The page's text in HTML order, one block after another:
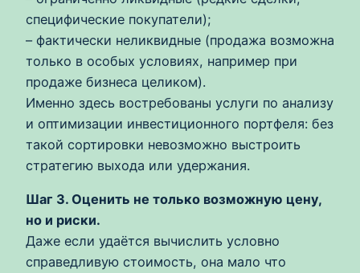
специфические покупатели);
– фактически неликвидные (продажа возможна
только в особых условиях, например при
продаже бизнеса целиком).
Именно здесь востребованы услуги по анализу
и оптимизации инвестиционного портфеля: без
такой сортировки невозможно выстроить
стратегию выхода или удержания.
Шаг 3. Оценить не только возможную цену,
но и риски.
Даже если удаётся вычислить условно
справедливую стоимость, она мало что